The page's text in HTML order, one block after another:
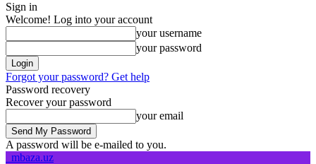
Sign in
Welcome! Log into your account
your username
your password
Forgot your password? Get help
Password recovery
Recover your password
your email
A password will be e-mailed to you.
mbaza.uz